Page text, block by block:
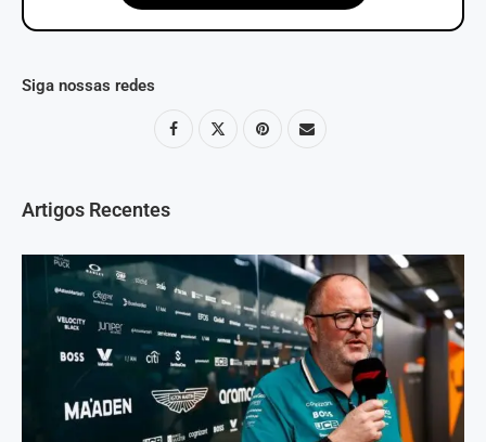
Siga nossas redes
Artigos Recentes